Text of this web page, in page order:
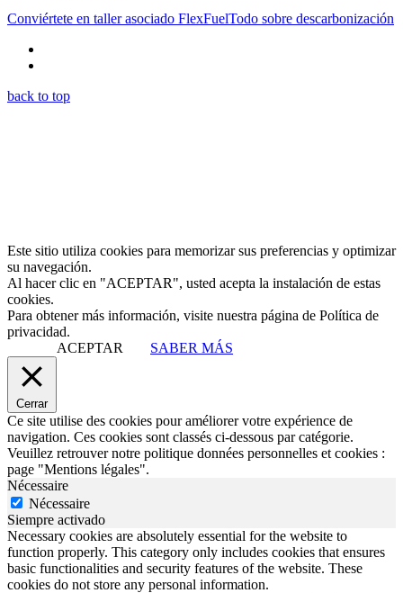
Conviértete en taller asociado FlexFuelTodo sobre descarbonización
back to top
Este sitio utiliza cookies para memorizar sus preferencias y optimizar
su navegación.
Al hacer clic en "ACEPTAR", usted acepta la instalación de estas
cookies.
Para obtener más información, visite nuestra página de Política de
privacidad.
ACEPTAR
SABER MÁS
Cerrar
Ce site utilise des cookies pour améliorer votre expérience de
navigation. Ces cookies sont classés ci-dessous par catégorie.
Veuillez retrouver notre politique données personnelles et cookies :
page "Mentions légales".
Nécessaire
Nécessaire
Siempre activado
Necessary cookies are absolutely essential for the website to
function properly. This category only includes cookies that ensures
basic functionalities and security features of the website. These
cookies do not store any personal information.